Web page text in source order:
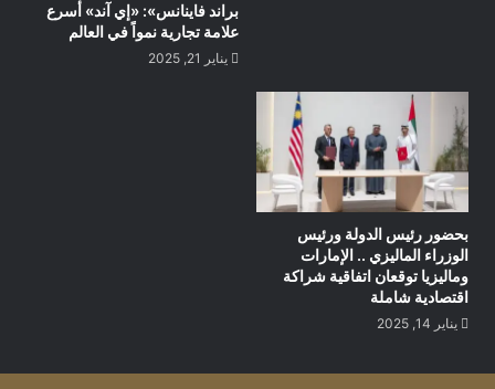
براند فاينانس»: «إي آند» أسرع
علامة تجارية نمواً في العالم
يناير 21, 2025
بحضور رئيس الدولة ورئيس
الوزراء الماليزي .. الإمارات
وماليزيا توقعان اتفاقية شراكة
اقتصادية شاملة
يناير 14, 2025